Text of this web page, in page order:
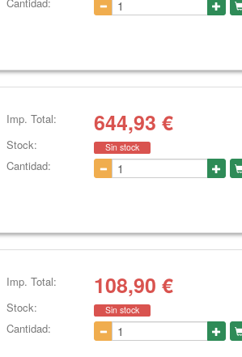
Imp. Total: 644,93 €
Stock: Sin stock
Cantidad:
Imp. Total: 108,90 €
Stock: Sin stock
Cantidad: